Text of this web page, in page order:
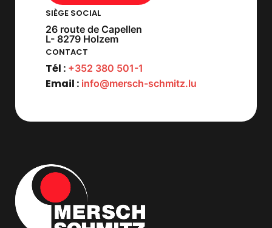
SIÈGE SOCIAL
26 route de Capellen
L- 8279 Holzem
CONTACT
Tél : +352 380 501-1
Email : info@mersch-schmitz.lu